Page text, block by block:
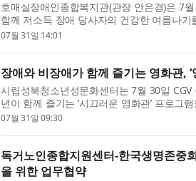
호매실장애인종합복지관(관장 안은경)은 7
함께 저소득 장애 당사자의 건강한 여름나기
식을 진행했다고 밝혔다. 호매실메디유니온
07월 31일 14:01
장애와 비장애가 함께 즐기는 영화관,
시립성북청소년성문화센터는 7월 30일
년이 함께 즐기는 ‘시끄러운 영화관’ 프로그
께 영화를 관람하고 소통하는 통합 문화 프
07월 31일 09:30
독거노인종합지원센터-한국생명존중
을 위한 업무협약